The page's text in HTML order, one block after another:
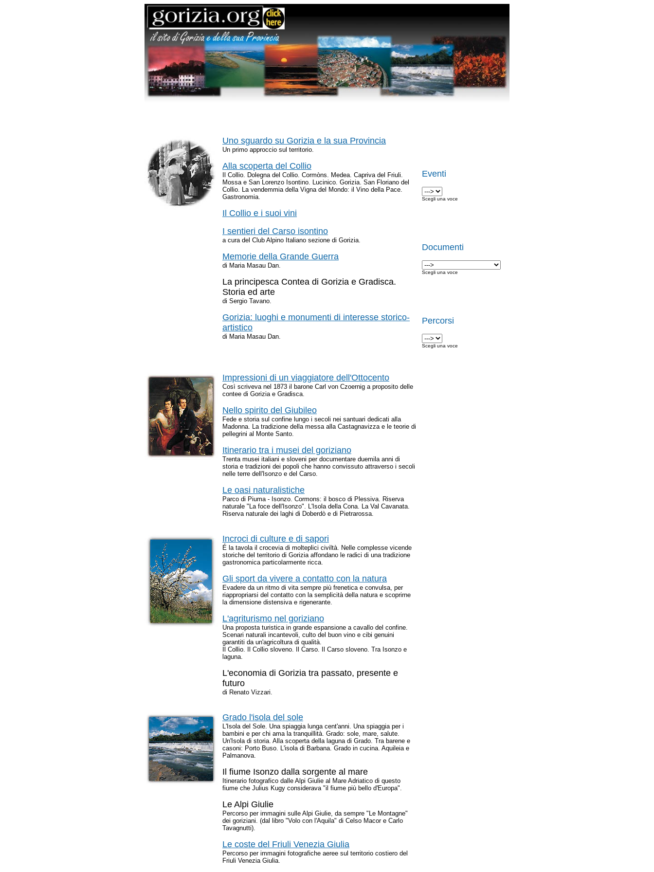
Uno sguardo su Gorizia e la sua Provincia
Un primo approccio sul territorio.
Alla scoperta del Collio
Il Collio. Dolegna del Collio. Cormòns. Medea. Capriva del Friuli.
Mossa e San Lorenzo Isontino. Lucinico. Gorizia. San Floriano del
Collio. La vendemmia della Vigna del Mondo: il Vino della Pace.
Gastronomia.
Il Collio e i suoi vini
I sentieri del Carso isontino
a cura del Club Alpino Italiano sezione di Gorizia.
Memorie della Grande Guerra
di Maria Masau Dan.
La principesca Contea di Gorizia e Gradisca.
Storia ed arte
di Sergio Tavano.
Gorizia: luoghi e monumenti di interesse storico-
artistico
di Maria Masau Dan.
Eventi
Scegli una voce
Documenti
Scegli una voce
Percorsi
Scegli una voce
Impressioni di un viaggiatore dell'Ottocento
Così scriveva nel 1873 il barone Carl von Czoernig a proposito delle
contee di Gorizia e Gradisca.
Nello spirito del Giubileo
Fede e storia sul confine lungo i secoli nei santuari dedicati alla
Madonna. La tradizione della messa alla Castagnavizza e le teorie di
pellegrini al Monte Santo.
Itinerario tra i musei del goriziano
Trenta musei italiani e sloveni per documentare duemila anni di
storia e tradizioni dei popoli che hanno convissuto attraverso i secoli
nelle terre dell'Isonzo e del Carso.
Le oasi naturalistiche
Parco di Piuma - Isonzo. Cormons: il bosco di Plessiva. Riserva
naturale "La foce dell'Isonzo". L'Isola della Cona. La Val Cavanata.
Riserva naturale dei laghi di Doberdò e di Pietrarossa.
Incroci di culture e di sapori
É la tavola il crocevia di molteplici civiltà. Nelle complesse vicende
storiche del territorio di Gorizia affondano le radici di una tradizione
gastronomica particolarmente ricca.
Gli sport da vivere a contatto con la natura
Evadere da un ritmo di vita sempre più frenetica e convulsa, per
riappropriarsi del contatto con la semplicità della natura e scoprirne
la dimensione distensiva e rigenerante.
L'agriturismo nel goriziano
Una proposta turistica in grande espansione a cavallo del confine.
Scenari naturali incantevoli, culto del buon vino e cibi genuini
garantiti da un'agricoltura di qualità.
Il Collio. Il Collio sloveno. Il Carso. Il Carso sloveno. Tra Isonzo e
laguna.
L'economia di Gorizia tra passato, presente e
futuro
di Renato Vizzari.
Grado l'isola del sole
L'Isola del Sole. Una spiaggia lunga cent'anni. Una spiaggia per i
bambini e per chi ama la tranquillità. Grado: sole, mare, salute.
Un'Isola di storia. Alla scoperta della laguna di Grado. Tra barene e
casoni: Porto Buso. L'isola di Barbana. Grado in cucina. Aquileia e
Palmanova.
Il fiume Isonzo dalla sorgente al mare
Itinerario fotografico dalle Alpi Giulie al Mare Adriatico di questo
fiume che Julius Kugy considerava "il fiume più bello d'Europa".
Le Alpi Giulie
Percorso per immagini sulle Alpi Giulie, da sempre "Le Montagne"
dei goriziani. (dal libro "Volo con l'Aquila" di Celso Macor e Carlo
Tavagnutti).
Le coste del Friuli Venezia Giulia
Percorso per immagini fotografiche aeree sul territorio costiero del
Friuli Venezia Giulia.